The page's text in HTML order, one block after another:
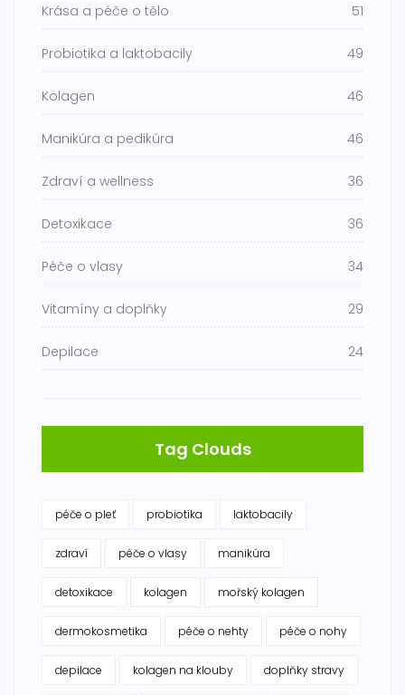
Krása a péče o tělo 51
Probiotika a laktobacily 49
Kolagen 46
Manikúra a pedikúra 46
Zdraví a wellness 36
Detoxikace 36
Péče o vlasy 34
Vitamíny a doplňky 29
Depilace 24
Tag Clouds
péče o pleť probiotika laktobacily
zdraví péče o vlasy manikúra
detoxikace kolagen mořský kolagen
dermokosmetika péče o nehty péče o nohy
depilace kolagen na klouby doplňky stravy